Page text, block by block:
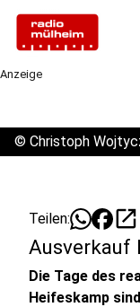
Anzeige
© Christoph
Teilen: open_in_new
Ausverkauf
Die Tage des
Heifeskamp